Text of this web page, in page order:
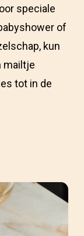
speciale
of
kun
mailtje
tot in de